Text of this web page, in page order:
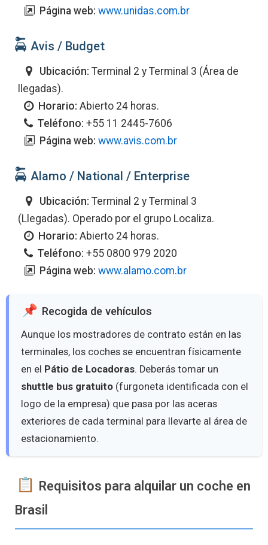
Página web: www.unidas.com.br
Avis / Budget
Ubicación: Terminal 2 y Terminal 3 (Área de
llegadas).
Horario: Abierto 24 horas.
Teléfono: +55 11 2445-7606
Página web: www.avis.com.br
Alamo / National / Enterprise
Ubicación: Terminal 2 y Terminal 3
(Llegadas). Operado por el grupo Localiza.
Horario: Abierto 24 horas.
Teléfono: +55 0800 979 2020
Página web: www.alamo.com.br
Recogida de vehículos
Aunque los mostradores de contrato están en las
terminales, los coches se encuentran físicamente
en el Pátio de Locadoras. Deberás tomar un
shuttle bus gratuito (furgoneta identificada con el
logo de la empresa) que pasa por las aceras
exteriores de cada terminal para llevarte al área de
estacionamiento.
Requisitos para alquilar un coche en
Brasil